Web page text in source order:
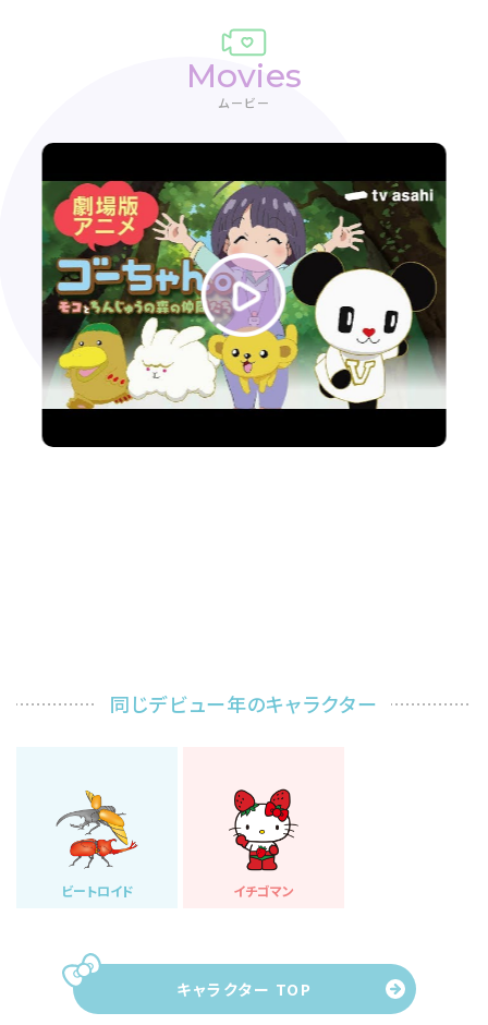
Movies
ムービー
同じデビュー年のキャラクター
ビートロイド イチゴマン
キャラクター TOP